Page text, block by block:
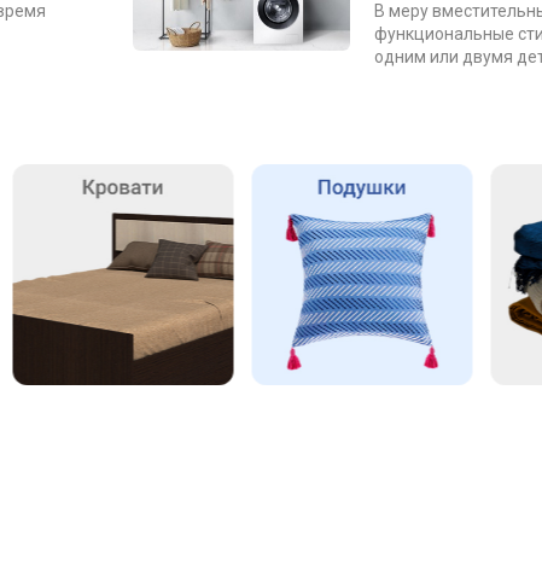
В меру
функциональные
одним или двумя